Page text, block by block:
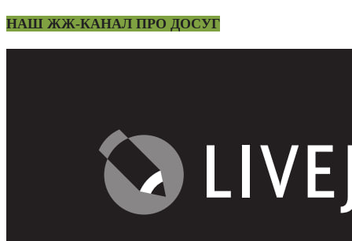
НАШ ЖЖ-КАНАЛ ПРО ДОСУГ